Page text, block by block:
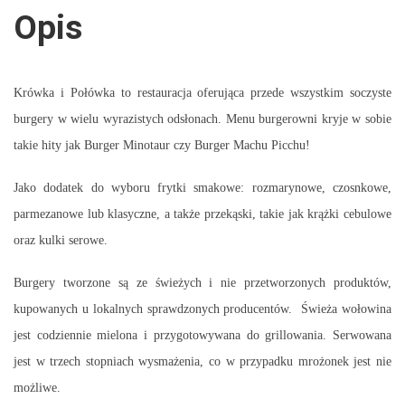
Opis
Krówka i Połówka to restauracja oferująca przede wszystkim soczyste
burgery w wielu wyrazistych odsłonach. Menu burgerowni kryje w sobie
takie hity jak Burger Minotaur czy Burger Machu Picchu!
Jako dodatek do wyboru frytki smakowe: rozmarynowe, czosnkowe,
parmezanowe lub klasyczne, a także przekąski, takie jak krążki cebulowe
oraz kulki serowe.
Burgery tworzone są ze świeżych i nie przetworzonych produktów,
kupowanych u lokalnych sprawdzonych producentów. Świeża wołowina
jest codziennie mielona i przygotowywana do grillowania. Serwowana
jest w trzech stopniach wysmażenia, co w przypadku mrożonek jest nie
możliwe.